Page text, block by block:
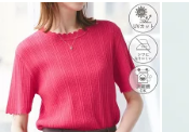
（
（
（
サイズ